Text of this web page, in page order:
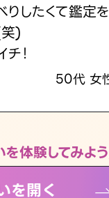
したくて鑑定を
)
！
50代 女
体験してみよう
を開く